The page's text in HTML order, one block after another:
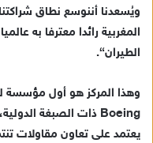
ويسعدنا أننوسع نطاق شراكتنا
المغربية رائدا معترفا به عالميا
الطيران“.
وهذا المركز هو أول مؤسسة
Boeing ذات الصبغة الدولية،
يعتمد على تعاون مقاولات